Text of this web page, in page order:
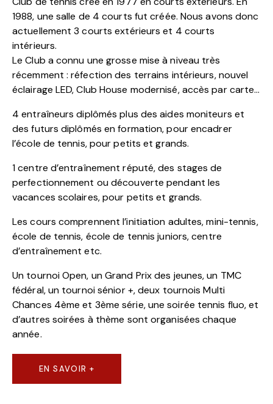
1988, une salle de 4 courts fut créée. Nous avons donc
actuellement 3 courts extérieurs et 4 courts
intérieurs.
Le Club a connu une grosse mise à niveau très
récemment : réfection des terrains intérieurs, nouvel
éclairage LED, Club House modernisé, accès par carte…
4 entraîneurs diplômés plus des aides moniteurs et
des futurs diplômés en formation, pour encadrer
l’école de tennis, pour petits et grands.
1 centre d’entraînement réputé, des stages de
perfectionnement ou découverte pendant les
vacances scolaires, pour petits et grands.
Les cours comprennent l’initiation adultes, mini-tennis,
école de tennis, école de tennis juniors, centre
d’entraînement etc.
Un tournoi Open, un Grand Prix des jeunes, un TMC
fédéral, un tournoi sénior +, deux tournois Multi
Chances 4ème et 3ème série, une soirée tennis fluo, et
d’autres soirées à thème sont organisées chaque
année.
EN SAVOIR +